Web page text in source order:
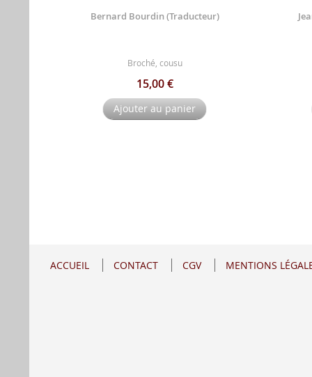
Bernard Bourdin (Traducteur)
Broché, cousu
15,00 €
Ajouter au panier
ACCUEIL CONTACT CGV MENTIONS